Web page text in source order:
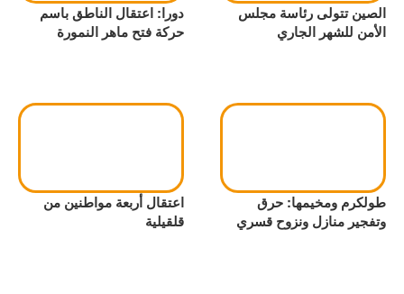
الصين تتولى رئاسة مجلس
الأمن للشهر الجاري
دورا: اعتقال الناطق باسم
حركة فتح ماهر النمورة
طولكرم ومخيمها: حرق
وتفجير منازل ونزوح قسري
اعتقال أربعة مواطنين من
قلقيلية